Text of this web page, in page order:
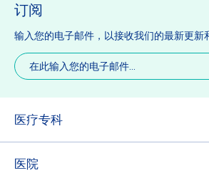
订阅
输入您的电子邮件，以接收我们的最新更新
电
子
邮
件
填)
医疗专科
医院